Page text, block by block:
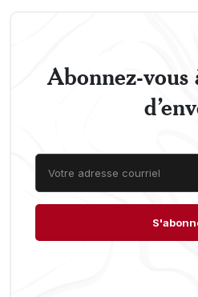
Abonnez-vous